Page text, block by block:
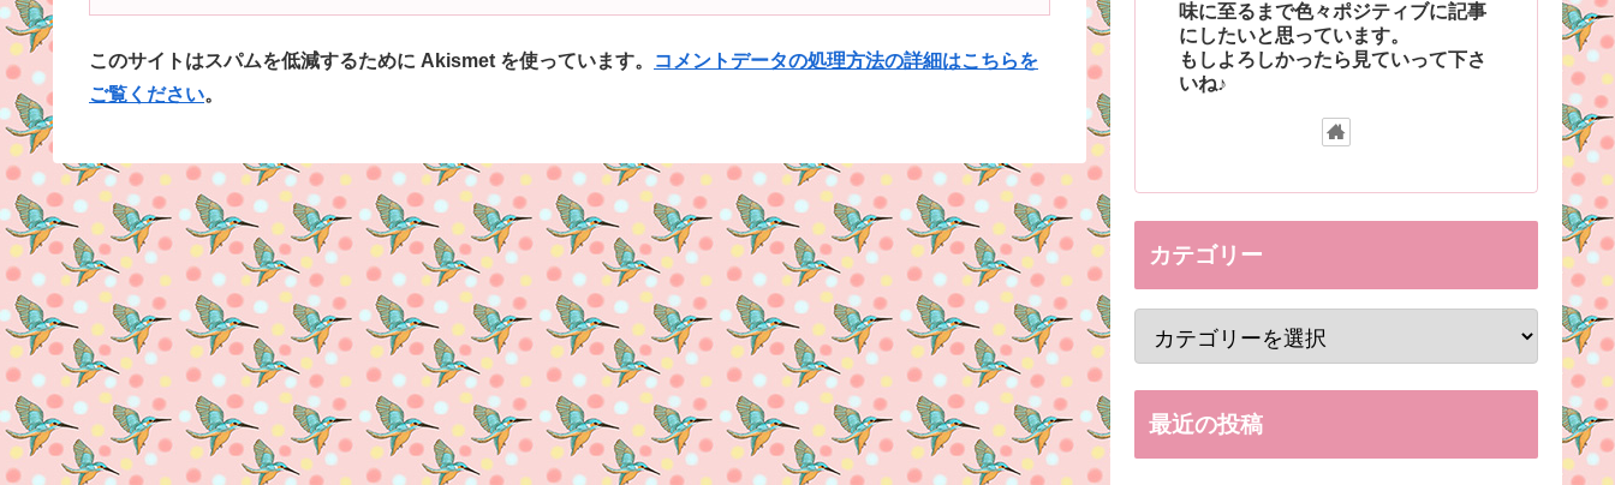
このサイトはスパムを低減するために Akismet を使っています。
コメントデータの処理方法の詳細はこちらを
ご覧ください。
味に至るまで色々ポジティブに記事
にしたいと思っています。
もしよろしかったら見ていって下さ
いね♪
カテゴリー
最近の投稿